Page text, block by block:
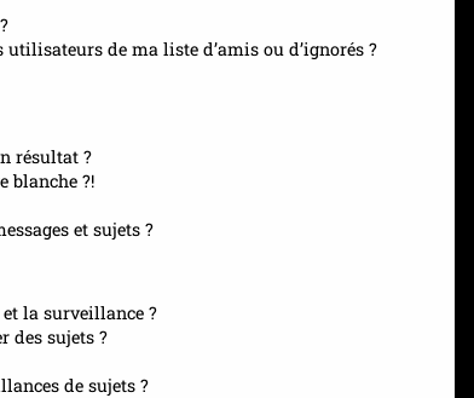
de ma liste d’amis ou d’ignorés ?
résultat ?
blanche ?!
et sujets ?
la surveillance ?
des sujets ?
de sujets ?